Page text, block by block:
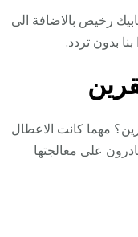
رخيص بالاضافة الى
بدون تردد.
مهما كانت الاعطال
على معالجتها